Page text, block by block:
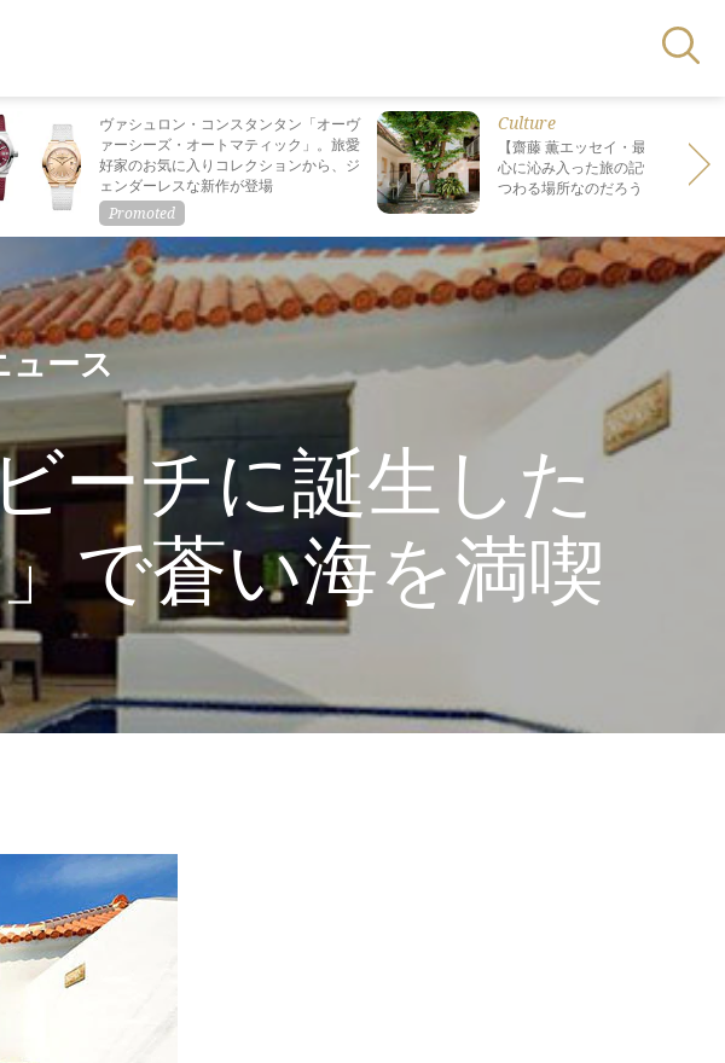
ヴァシュロン・コンスタンタン「オーヴ
ァーシーズ・オートマティック」。旅愛
好家のお気に入りコレクションから、ジ
ェンダーレスな新作が登場
Culture
【齋藤 薫エッセイ・最終回】 最
心に沁み入った旅の記憶は なぜ“死
つわる場所なのだろう？
ュース
ーチに誕生した
で蒼い海を満喫